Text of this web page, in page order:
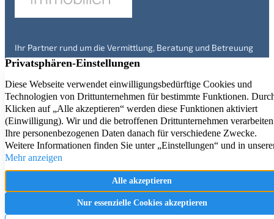
Ihr Partner rund um die Vermittlung, Beratung und Betreuung
von Immobilien in Engelskirchen und Umgebung – seit über 20
Immobilienangebote
Aktuelle Referenzen
Immobilienbewertung
Immobilien Ratgeber
Service Kontakt